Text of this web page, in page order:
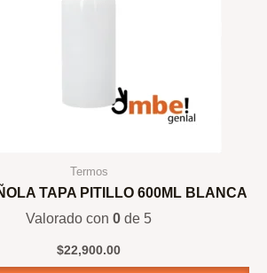
Termos
TAPA PITILLO 600ML BLANCA
Valorado con0 de 5
$22,900.00